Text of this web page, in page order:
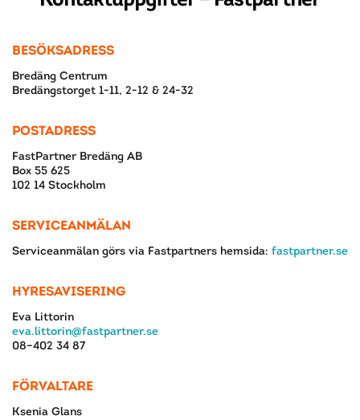
BESÖKSADRESS
Bredäng Centrum
Bredängstorget 1-11, 2-12 & 24-32
POSTADRESS
FastPartner Bredäng AB
Box 55 625
102 14 Stockholm
SERVICEANMÄLAN
Serviceanmälan görs via Fastpartners hemsida: fastpartner.se
HYRESAVISERING
Eva Littorin
eva.littorin@fastpartner.se
08–402 34 87
FÖRVALTARE
Ksenia Glans